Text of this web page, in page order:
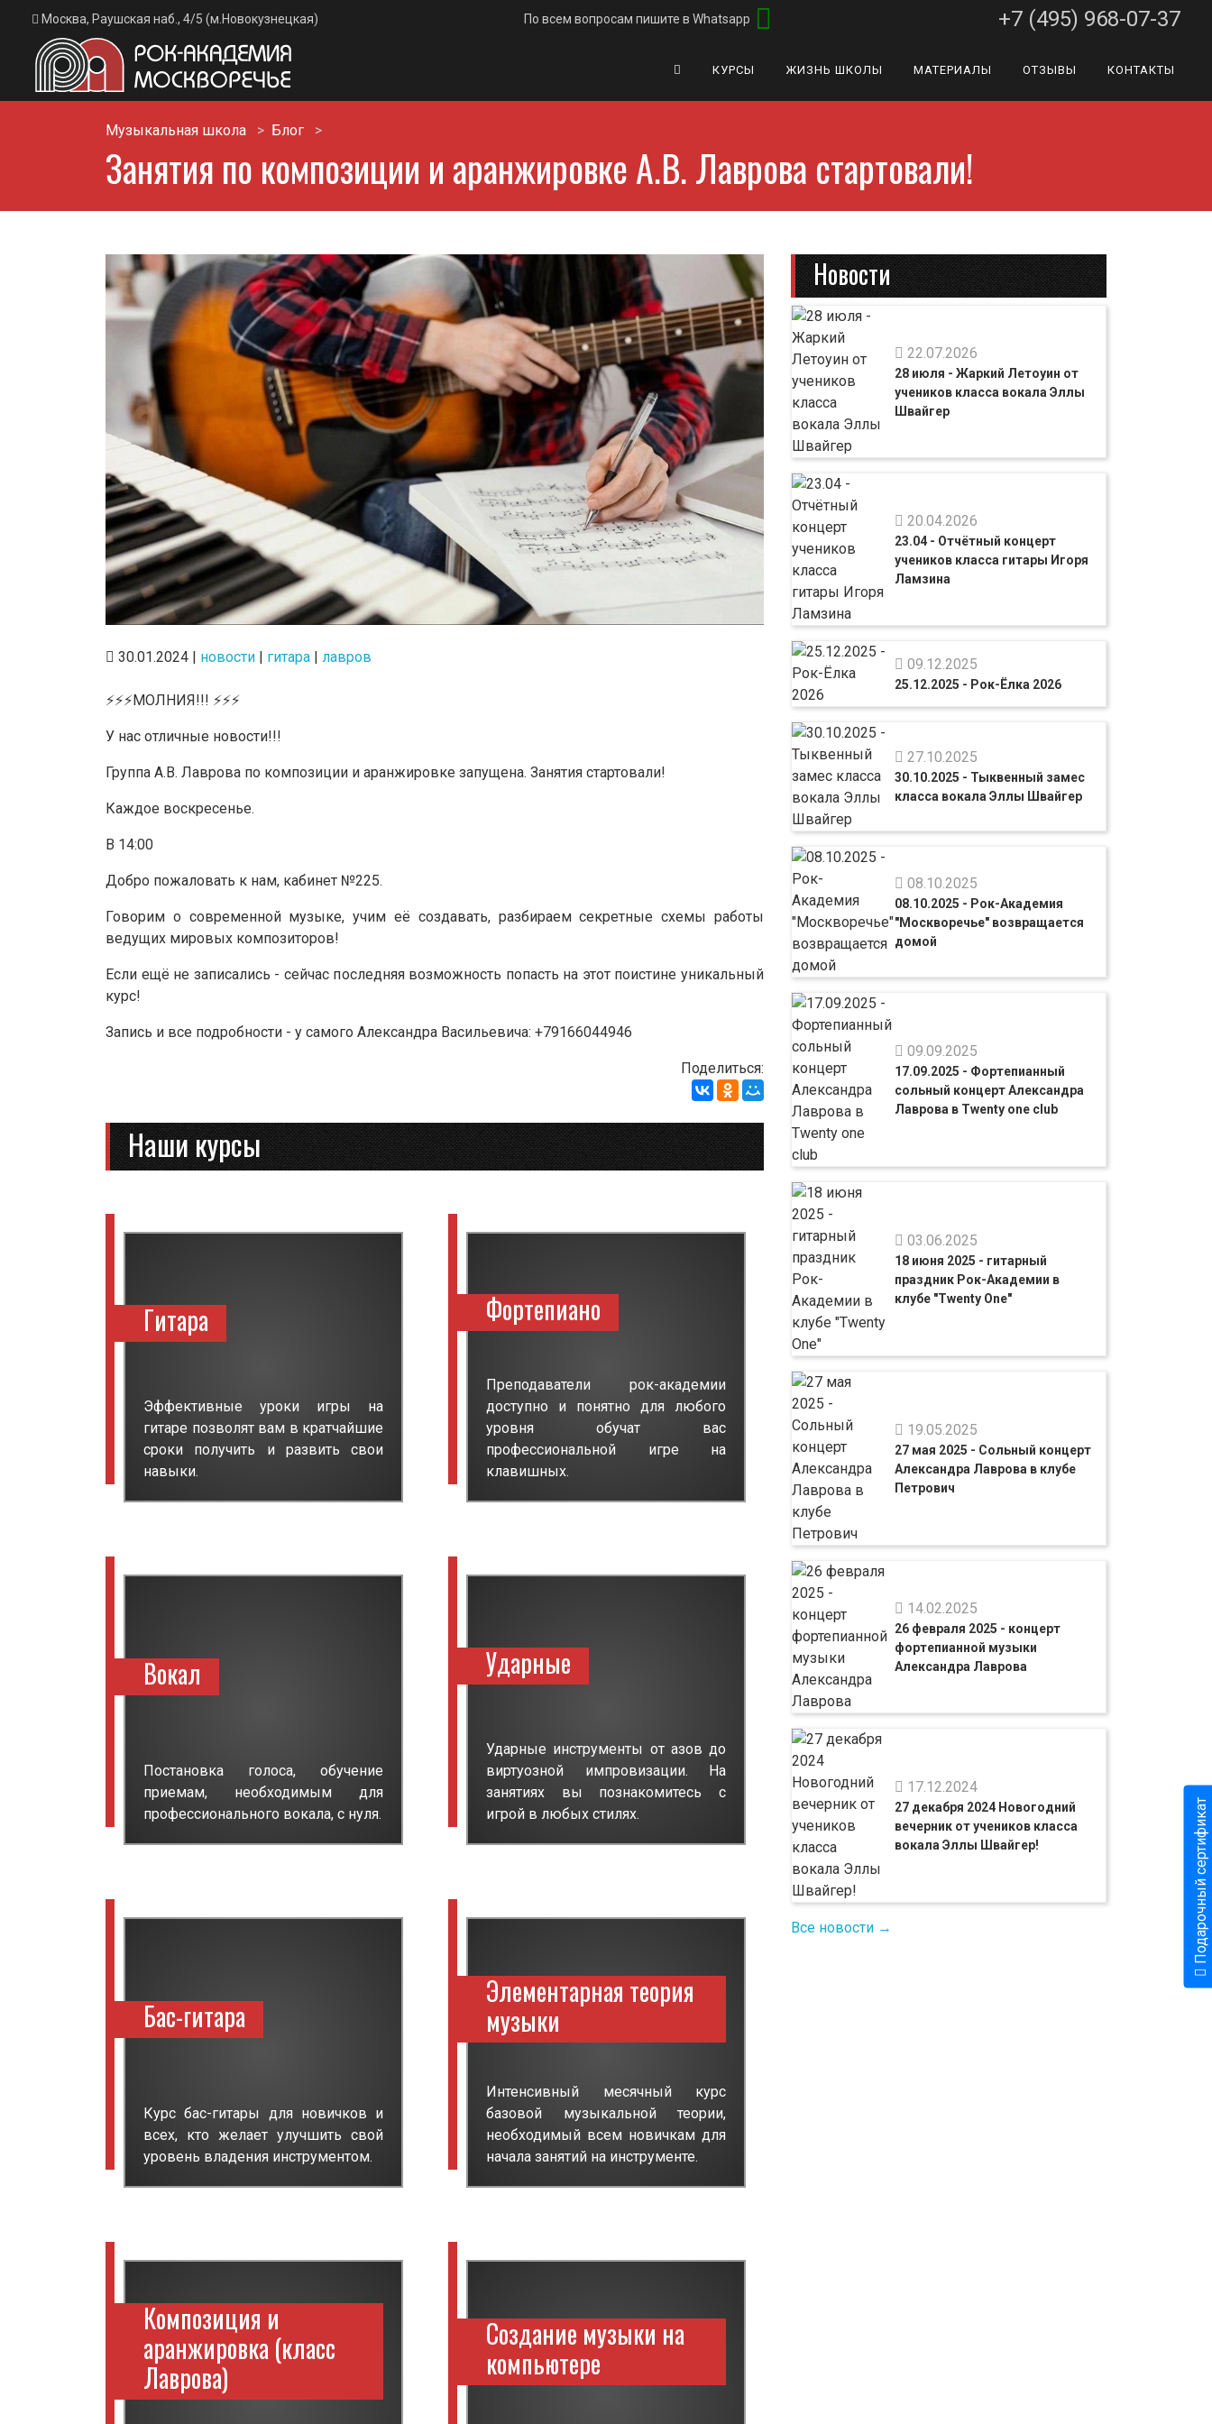
КУРСЫ ЖИЗНЬ ШКОЛЫ МАТЕРИАЛЫ ОТЗЫВЫ КОНТАКТЫ
Москва, Раушская наб., 4/5 (м.Новокузнецкая) По всем вопросам пишите в Whatsapp +7 (495) 968-07-37
Музыкальная школа Блог
Занятия по композиции и аранжировке А.В. Лаврова стартовали!
30.01.2024 | новости | гитара | лавров
⚡️⚡️⚡️МОЛНИЯ!!! ⚡️⚡️⚡️
У нас отличные новости!!!
Группа А.В. Лаврова по композиции и аранжировке запущена. Занятия стартовали!
Каждое воскресенье.
В 14:00
Добро пожаловать к нам, кабинет №225.
Говорим о современной музыке, учим её создавать, разбираем секретные схемы работы
ведущих мировых композиторов!
Если ещё не записались - сейчас последняя возможность попасть на этот поистине уникальный
курс!
Запись и все подробности - у самого Александра Васильевича: +79166044946
Поделиться:
Наши курсы
Гитара
Эффективные уроки игры на
гитаре позволят вам в кратчайшие
сроки получить и развить свои
навыки.
Фортепиано
Преподаватели рок-академии
доступно и понятно для любого
уровня обучат вас
профессиональной игре на
клавишных.
Вокал
Постановка голоса, обучение
приемам, необходимым для
профессионального вокала, с нуля.
Ударные
Ударные инструменты от азов до
виртуозной импровизации. На
занятиях вы познакомитесь с
игрой в любых стилях.
Бас-гитара
Курс бас-гитары для новичков и
всех, кто желает улучшить свой
уровень владения инструментом.
Элементарная теория
музыки
Интенсивный месячный курс
базовой музыкальной теории,
необходимый всем новичкам для
начала занятий на инструменте.
Композиция и
аранжировка (класс
Лаврова)
Создание музыки на
компьютере
Новости
22.07.2026
28 июля - Жаркий Летоуин от
учеников класса вокала Эллы
Швайгер
20.04.2026
23.04 - Отчётный концерт
учеников класса гитары Игоря
Ламзина
09.12.2025
25.12.2025 - Рок-Ёлка 2026
27.10.2025
30.10.2025 - Тыквенный замес
класса вокала Эллы Швайгер
08.10.2025
08.10.2025 - Рок-Академия
"Москворечье" возвращается
домой
09.09.2025
17.09.2025 - Фортепианный
сольный концерт Александра
Лаврова в Twenty one club
03.06.2025
18 июня 2025 - гитарный
праздник Рок-Академии в
клубе "Twenty One"
19.05.2025
27 мая 2025 - Сольный концерт
Александра Лаврова в клубе
Петрович
14.02.2025
26 февраля 2025 - концерт
фортепианной музыки
Александра Лаврова
17.12.2024
27 декабря 2024 Новогодний
вечерник от учеников класса
вокала Эллы Швайгер!
Все новости → Подарочный сертификат